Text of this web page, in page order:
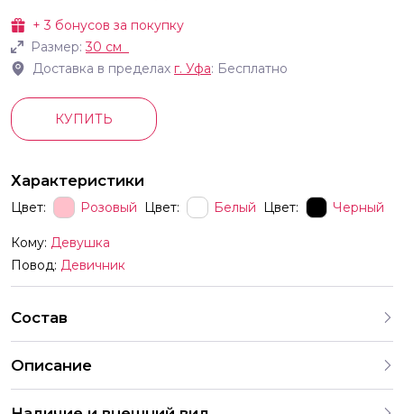
+3 бонусов за покупку
Размер:30 см
Доставка в пределах г. Уфа: Бесплатно
КУПИТЬ
Характеристики
Цвет: Розовый Цвет: Белый Цвет: Черный
Кому: Девушка
Повод: Девичник
Состав
Описание